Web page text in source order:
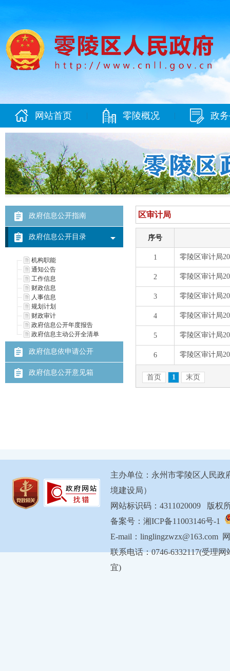
网站首页 零陵概况 政
政府信息公开指南
政府信息公开目录
机构职能
通知公告
工作信息
财政信息
人事信息
规划计划
财政审计
政府信息公开年度报告
政府信息主动公开全清单
政府信息依申请公开
政府信息公开意见箱
主办单位：永州市零陵区人民
境建设局）
网站标识码：4311020009 版权
备案号：湘ICP备11003146号-1
E-mail：linglingzwzx@163.com
联系电话：0746-6332117(受理
宜)